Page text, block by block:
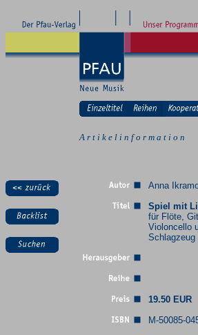
A r t i k e l i n f o r m a t i o n
Anna
Spiel mit
für Flöte,
Violoncello
Schlagzeug
19.50 EUR
M-50085-